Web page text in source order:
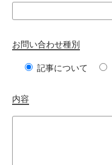
お問い合わせ種別
記事について
内容